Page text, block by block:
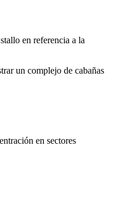
en referencia a la
un complejo de cabañas
en sectores